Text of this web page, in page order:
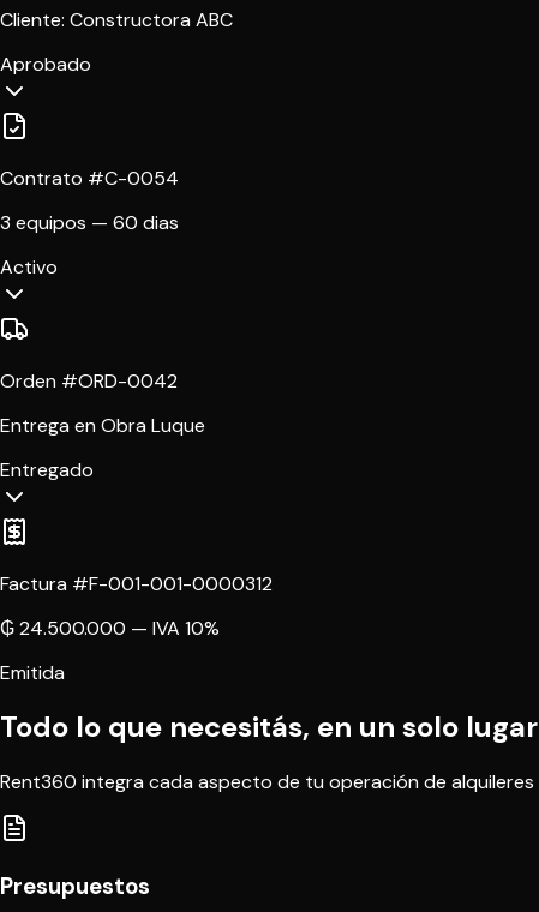
Cliente: Constructora ABC
Aprobado
Contrato #C-0054
3 equipos — 60 dias
Activo
Orden #ORD-0042
Entrega en Obra Luque
Entregado
Factura #F-001-001-0000312
₲ 24.500.000 — IVA 10%
Emitida
Todo lo que necesitás, en un solo lugar
Rent360 integra cada aspecto de tu operación de alquileres
Presupuestos